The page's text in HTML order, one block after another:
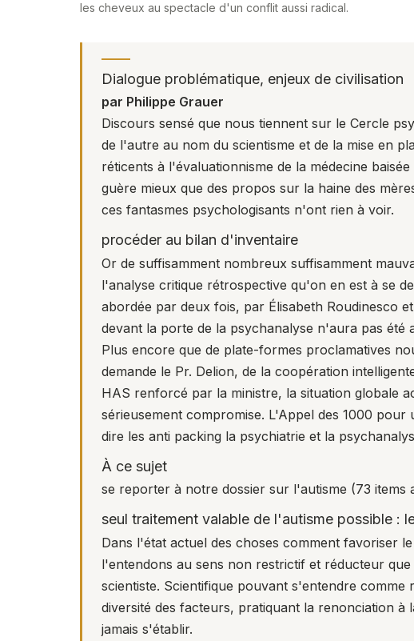
les cheveux au spectacle d'un conflit aussi radical.
Dialogue problématique, enjeux de civilisation
par Philippe Grauer
Discours sensé que nous tiennent sur le Cercle psy
de l'autre au nom du scientisme et de la mise en
réticents à l'évaluationnisme de la médecine
guère mieux que des propos sur la haine des
ces fantasmes psychologisants n'ont rien à voir.
procéder au bilan d'inventaire
Or de suffisamment nombreux suffisamment
l'analyse critique rétrospective qu'on en est à se
abordée par deux fois, par Élisabeth Roudinesco
devant la porte de la psychanalyse n'aura pas été
Plus encore que de plate-formes proclamatives
demande le Pr. Delion, de la coopération
HAS renforcé par la ministre, la situation globale
sérieusement compromise. L'Appel des 1000 pour
dire les anti packing la psychiatrie et la
À ce sujet
se reporter à notre dossier sur l'autisme (73 items
seul traitement valable de l'autisme possible :
Dans l'état actuel des choses comment favoriser
l'entendons au sens non restrictif et réducteur
scientiste. Scientifique pouvant s'entendre
diversité des facteurs, pratiquant la renonciation
jamais s'établir.